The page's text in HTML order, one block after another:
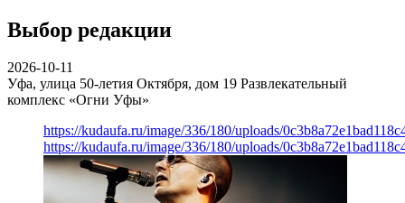
Выбор редакции
2026-10-11
Уфа, улица 50-летия Октября, дом 19 Развлекательный
комплекс «Огни Уфы»
https://kudaufa.ru/image/336/180/uploads/
https://kudaufa.ru/image/336/180/uploads/